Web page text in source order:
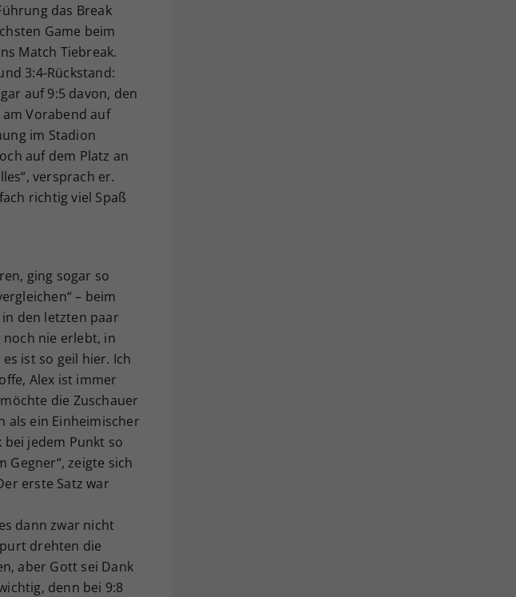
das Break
Game beim
Match Tiebreak.
3:4-Rückstand:
auf 9:5 davon, den
Vorabend auf
im Stadion
auf dem Platz an
versprach er.
richtig viel Spaß
ging sogar so
– beim
den letzten paar
noch nie erlebt, in
ist so geil hier. Ich
Alex ist immer
die Zuschauer
als ein Einheimischer
jedem Punkt so
zeigte sich
erste Satz war
dann zwar nicht
drehten die
aber Gott sei Dank
denn bei 9:8